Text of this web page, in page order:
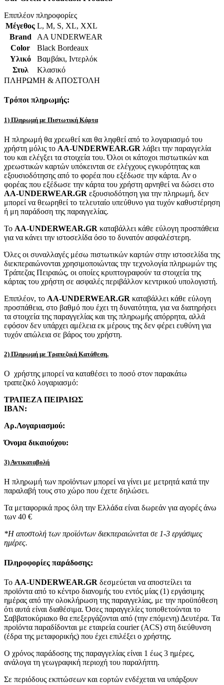
Επιπλέον πληροφορίες
Μέγεθος L, M, S, XL, XXL
Brand
AA UNDERWEAR
Color
Black Bordeaux
Υλικό
Βαμβάκι, Ιντερλόκ
Στυλ
Κλασικό
ΠΛΗΡΩΜΗ & ΑΠΟΣΤΟΛΗ
Τρόποι πληρωμής:
1) Πληρωμή με Πιστωτική Κάρτα
Η πληρωμή θα χρεωθεί και θα ληφθεί από το λογαριασμό του
χρήστη μόλις το AA-UNDERWEAR.GR λάβει την παραγγελία
του και ελέγξει τα στοιχεία του. Όλοι οι κάτοχοι πιστωτικών και
χρεωστικών καρτών υπόκεινται σε ελέγχους εγκυρότητας και
εξουσιοδότησης από το φορέα που εξέδωσε την κάρτα. Αν ο
φορέας που εξέδωσε την κάρτα του χρήστη αρνηθεί να δώσει στο
AA-UNDERWEAR.GR εξουσιοδότηση για την πληρωμή, δεν
μπορεί να θεωρηθεί το τελευταίο υπεύθυνο για τυχόν καθυστέρηση
ή μη παράδοση της παραγγελίας.
Το AA-UNDERWEAR.GR καταβάλλει κάθε εύλογη προσπάθεια
για να κάνει την ιστοσελίδα όσο το δυνατόν ασφαλέστερη.
Όλες οι συναλλαγές μέσω πιστωτικών καρτών στην ιστοσελίδα της
διεκπεραιώνονται χρησιμοποιώντας την τεχνολογία πληρωμών της
Τράπεζας Πειραιώς, οι οποίες κρυπτογραφούν τα στοιχεία της
κάρτας του χρήστη σε ασφαλές περιβάλλον κεντρικού υπολογιστή.
Επιπλέον, το AA-UNDERWEAR.GR καταβάλλει κάθε εύλογη
προσπάθεια, στο βαθμό που έχει τη δυνατότητα, για να διατηρήσει
τα στοιχεία της παραγγελίας και της πληρωμής απόρρητα, αλλά
εφόσον δεν υπάρχει αμέλεια εκ μέρους της δεν φέρει ευθύνη για
τυχόν απώλεια σε βάρος του χρήστη.
2) Πληρωμή με Τραπεζική Κατάθεση.
Ο χρήστης μπορεί να καταθέσει το ποσό στον παρακάτω
τραπεζικό λογαριασμό:
ΤΡΑΠΕΖΑ ΠΕΙΡΑΙΩΣ
IBAN:
Αρ.Λογαριασμού:
Όνομα δικαιούχου:
3) Αντικαταβολή
Η πληρωμή των προϊόντων μπορεί να γίνει με μετρητά κατά την
παραλαβή τους στο χώρο που έχετε δηλώσει.
Τα μεταφορικά προς όλη την Ελλάδα είναι δωρεάν για αγορές άνω
των 40 €
*Η αποστολή των προϊόντων διεκπεραιώνεται σε 1-3 εργάσιμες
ημέρες.
Πληροφορίες παράδοσης:
To AA-UNDERWEAR.GR δεσμεύεται να αποστείλει τα
προϊόντα από το κέντρο διανομής του εντός μίας (1) εργάσιμης
ημέρας από την ολοκλήρωση της παραγγελίας, με την προϋπόθεση
ότι αυτά είναι διαθέσιμα. Όσες παραγγελίες τοποθετούνται το
Σαββατοκύριακο θα επεξεργάζονται από (την επόμενη) Δευτέρα. Τα
προϊόντα παραδίδονται με εταιρεία courier (ACS) στη διεύθυνση
(έδρα της μεταφορικής) που έχει επιλέξει ο χρήστης.
Ο χρόνος παράδοσης της παραγγελίας είναι 1 έως 3 ημέρες,
ανάλογα τη γεωγραφική περιοχή του παραλήπτη.
Σε περιόδους εκπτώσεων και εορτών ενδέχεται να υπάρξουν